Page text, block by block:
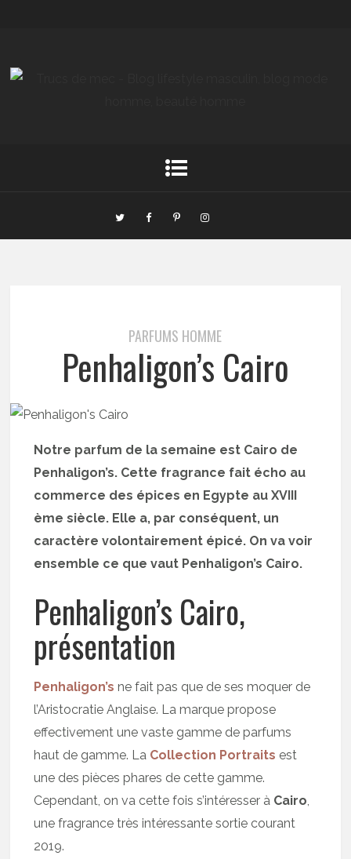
PARFUMS HOMME
Penhaligon’s Cairo
Notre parfum de la semaine est Cairo de
Penhaligon’s. Cette fragrance fait écho au
commerce des épices en Egypte au XVIII
ème siècle. Elle a, par conséquent, un
caractère volontairement épicé. On va voir
ensemble ce que vaut Penhaligon’s Cairo.
Penhaligon’s Cairo,
présentation
Penhaligon’s ne fait pas que de ses moquer de
l’Aristocratie Anglaise. La marque propose
effectivement une vaste gamme de parfums
haut de gamme. La Collection Portraits est
une des pièces phares de cette gamme.
Cependant, on va cette fois s’intéresser à Cairo,
une fragrance très intéressante sortie courant
2019.